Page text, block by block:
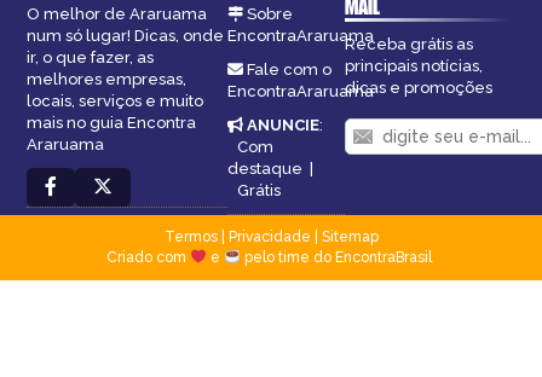
O melhor de Araruama
num só lugar! Dicas, onde
ir, o que fazer, as
melhores empresas,
locais, serviços e muito
mais no guia Encontra
Araruama
Sobre
EncontraAraruama
Fale com o
EncontraAraruama
ANUNCIE:
Com
destaque |
Grátis
MAIL
Receba grátis as
principais notícias,
dicas e promoções
Termos| Privacidade
Sitemap
Criado com
e pelo time do EncontraBrasil